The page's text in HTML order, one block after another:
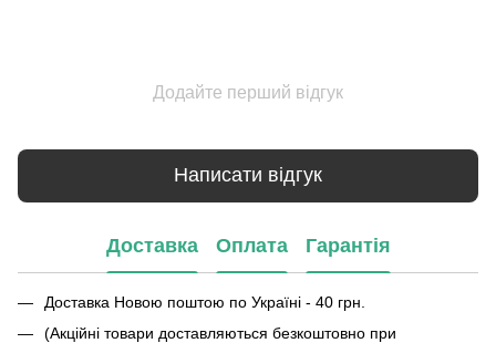
Додайте перший відгук
Написати відгук
Доставка Оплата Гарантія
Доставка Новою поштою по Україні - 40 грн.
(Акційні товари доставляються безкоштовно при